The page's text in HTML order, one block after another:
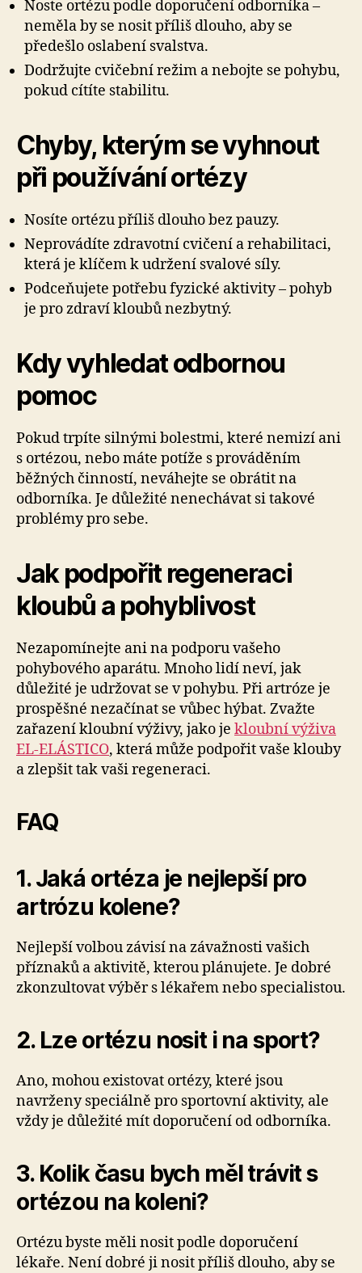
Noste ortézu podle doporučení odborníka –
neměla by se nosit příliš dlouho, aby se
předešlo oslabení svalstva.
Dodržujte cvičební režim a nebojte se pohybu,
pokud cítíte stabilitu.
Chyby, kterým se vyhnout
při používání ortézy
Nosíte ortézu příliš dlouho bez pauzy.
Neprovádíte zdravotní cvičení a rehabilitaci,
která je klíčem k udržení svalové síly.
Podceňujete potřebu fyzické aktivity – pohyb
je pro zdraví kloubů nezbytný.
Kdy vyhledat odbornou
pomoc
Pokud trpíte silnými bolestmi, které nemizí ani
s ortézou, nebo máte potíže s prováděním
běžných činností, neváhejte se obrátit na
odborníka. Je důležité nenechávat si takové
problémy pro sebe.
Jak podpořit regeneraci
kloubů a pohyblivost
Nezapomínejte ani na podporu vašeho
pohybového aparátu. Mnoho lidí neví, jak
důležité je udržovat se v pohybu. Při artróze je
prospěšné nezačínat se vůbec hýbat. Zvažte
zařazení kloubní výživy, jako je kloubní výživa
EL-ELÁSTICO, která může podpořit vaše klouby
a zlepšit tak vaši regeneraci.
FAQ
1. Jaká ortéza je nejlepší pro
artrózu kolene?
Nejlepší volbou závisí na závažnosti vašich
příznaků a aktivitě, kterou plánujete. Je dobré
zkonzultovat výběr s lékařem nebo specialistou.
2. Lze ortézu nosit i na sport?
Ano, mohou existovat ortézy, které jsou
navrženy speciálně pro sportovní aktivity, ale
vždy je důležité mít doporučení od odborníka.
3. Kolik času bych měl trávit s
ortézou na koleni?
Ortézu byste měli nosit podle doporučení
lékaře. Není dobré ji nosit příliš dlouho, aby se